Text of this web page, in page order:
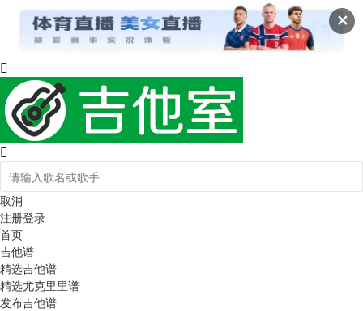
✕
取消
注册登录
首页
吉他谱
精选吉他谱
精选尤克里里谱
发布吉他谱